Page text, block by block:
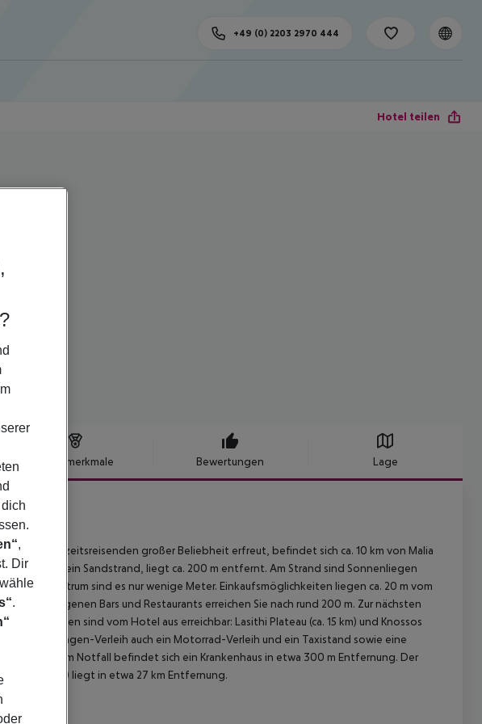
+49 (0) 2203 2970 444
Hotel teilen
Hotelmerkmale Bewertungen Lage
bei Hochzeitsreisenden großer Beliebheit erfreut, befindet sich ca. 10 km von Malia
Strand, ein Sandstrand, liegt ca. 200 m entfernt. Am Strand sind Sonnenliegen
Zentrum sind es nur wenige Meter. Einkaufsmöglichkeiten liegen ca. 20 m vom
nächstgelegenen Bars und Restaurants erreichen Sie nach rund 200 m. Zur nächsten
sind vom Hotel aus erreichbar: Lasithi Plateau (ca. 15 km) und Knossos
Mietwagen-Verleih auch ein Motorrad-Verleih und ein Taxistand sowie eine
im Notfall befindet sich ein Krankenhaus in etwa 300 m Entfernung. Der
(HER) liegt in etwa 27 km Entfernung.
,
Dir
.